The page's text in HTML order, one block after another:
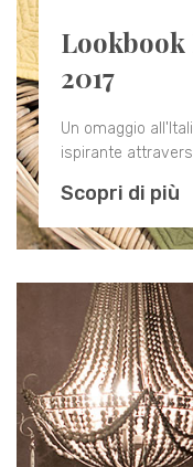
Lookbook
2017
Un omaggio
ispirante
Scopri di più